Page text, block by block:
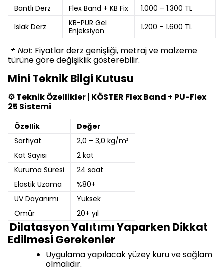
Bantlı Derz
Flex Band + KB Fix
1.000 – 1.300 TL
Islak Derz
KB-PUR Gel
Enjeksiyon
1.200 – 1.600 TL
📌 Not: Fiyatlar derz genişliği, metraj ve malzeme
türüne göre değişiklik gösterebilir.
Mini Teknik Bilgi Kutusu
⚙️ Teknik Özellikler | KÖSTER Flex Band + PU-Flex
25 Sistemi
Özellik
Değer
Sarfiyat
2,0 – 3,0 kg/m²
Kat Sayısı
2 kat
Kuruma Süresi
24 saat
Elastik Uzama
%80+
UV Dayanımı
Yüksek
Ömür
20+ yıl
Dilatasyon Yalıtımı Yaparken Dikkat
Edilmesi Gerekenler
Uygulama yapılacak yüzey kuru ve sağlam
olmalıdır.